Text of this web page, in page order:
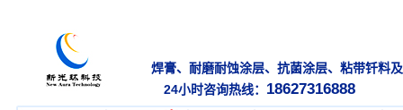
焊膏、耐磨耐蚀涂层、抗菌涂层
24小时咨询热线： 18627316888